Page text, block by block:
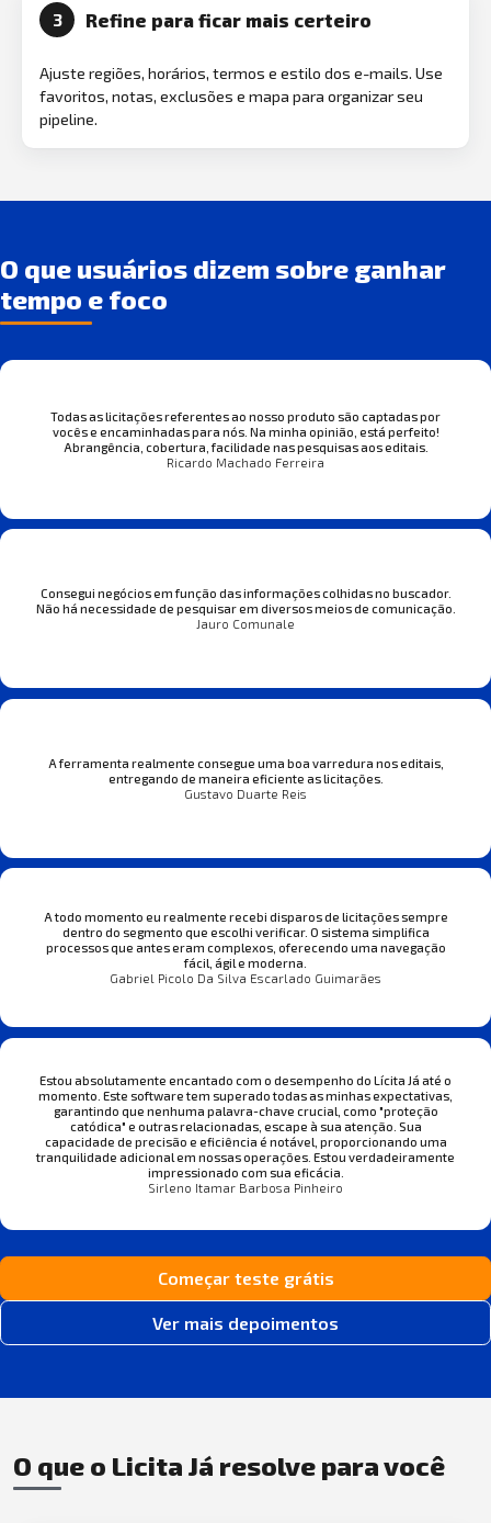
3 Refine para ficar mais certeiro
Ajuste regiões, horários, termos e estilo dos e-mails. Use
favoritos, notas, exclusões e mapa para organizar seu
pipeline.
O que usuários dizem sobre ganhar
tempo e foco
Todas as licitações referentes ao nosso produto são captadas por
vocês e encaminhadas para nós. Na minha opinião, está perfeito!
Abrangência, cobertura, facilidade nas pesquisas aos editais.
Ricardo Machado Ferreira
Consegui negócios em função das informações colhidas no buscador.
Não há necessidade de pesquisar em diversos meios de comunicação.
Jauro Comunale
A ferramenta realmente consegue uma boa varredura nos editais,
entregando de maneira eficiente as licitações.
Gustavo Duarte Reis
A todo momento eu realmente recebi disparos de licitações sempre
dentro do segmento que escolhi verificar. O sistema simplifica
processos que antes eram complexos, oferecendo uma navegação
fácil, ágil e moderna.
Gabriel Picolo Da Silva Escarlado Guimarães
Estou absolutamente encantado com o desempenho do Lícita Já até o
momento. Este software tem superado todas as minhas expectativas,
garantindo que nenhuma palavra-chave crucial, como "proteção
catódica" e outras relacionadas, escape à sua atenção. Sua
capacidade de precisão e eficiência é notável, proporcionando uma
tranquilidade adicional em nossas operações. Estou verdadeiramente
impressionado com sua eficácia.
Sirleno Itamar Barbosa Pinheiro
Começar teste grátis
Ver mais depoimentos
O que o Licita Já resolve para você